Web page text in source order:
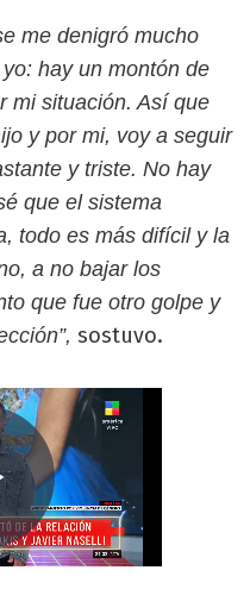
me denigró mucho
hay un montón de
mi situación. Así que
y por mi, voy a seguir
y triste. No hay
que el sistema
todo es más difícil y la
a no bajar los
que fue otro golpe y
sostuvo.